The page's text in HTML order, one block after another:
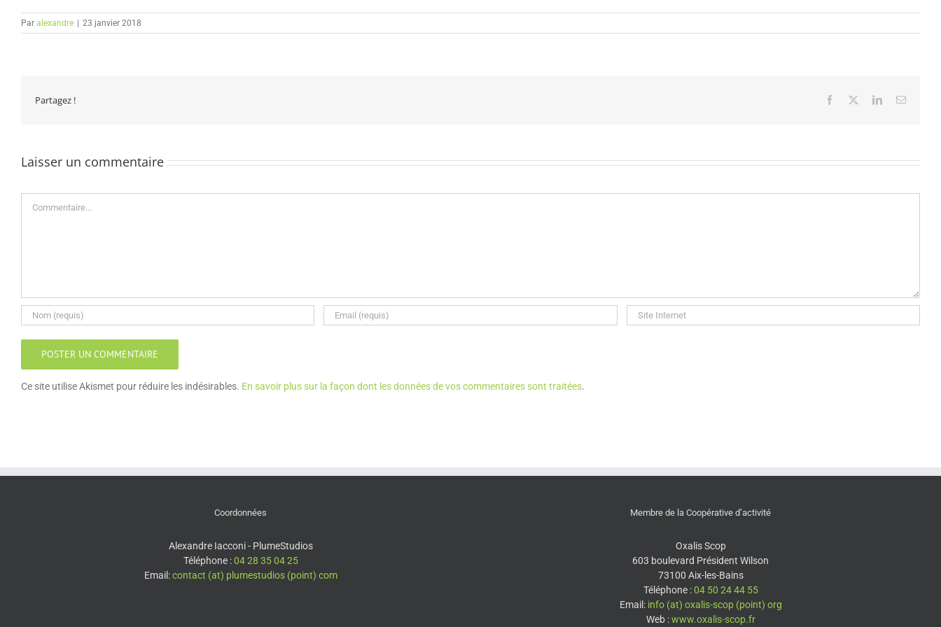
Par alexandre 23 janvier 2018
Partagez ! Facebook LinkedIn
Laisser un commentaire
Ce site utilise Akismet pour réduire les indésirables. En savoir plus sur la façon dont les données de vos commentaires sont traitées.
Coordonnées
Alexandre Iacconi - PlumeStudios
Téléphone :04 28 35 04 25
Email:contact (at) plumestudios (point) com
Membre de la Coopérative d’activité
Oxalis Scop
603 boulevard Président Wilson
73100 Aix-les-Bains
Téléphone :04 50 24 44 55
Email: info (at) oxalis-scop (point) org
Web :www.oxalis-scop.fr